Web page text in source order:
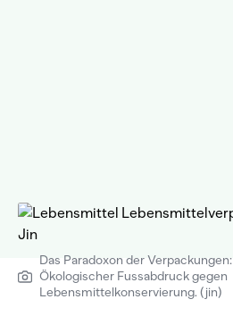
Das Paradoxon der Verpackungen:
Ökologischer Fussabdruck gegen
Lebensmittelkonservierung. (jin)